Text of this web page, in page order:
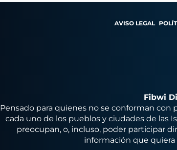
AVISO LEGAL
Fibwi
Pensado para quienes no se conforman con
cada uno de los pueblos y ciudades de las
preocupan, o, incluso, poder participar
información que